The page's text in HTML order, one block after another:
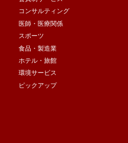
コンサルティング
医師・医療関係
スポーツ
食品・製造業
ホテル・旅館
環境サービス
ピックアップ